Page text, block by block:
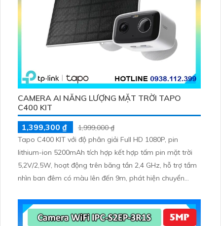
CAMERA AI NĂNG LƯỢNG MẶT TRỜI TAPO
C400 KIT
1,399,300 ₫
1,999,000 ₫
Tapo C400 KIT với độ phân giải Full HD 1080P, pin
lithium-ion 5200mAh tích hợp kết hợp tấm pin mặt trời
5,2V/2,5W, hoạt động trên băng tần 2,4 GHz, hỗ trợ tầm
nhìn ban đêm có màu lên đến 9m, phát hiện chuyển
thẻ microSD lên đến 512GB